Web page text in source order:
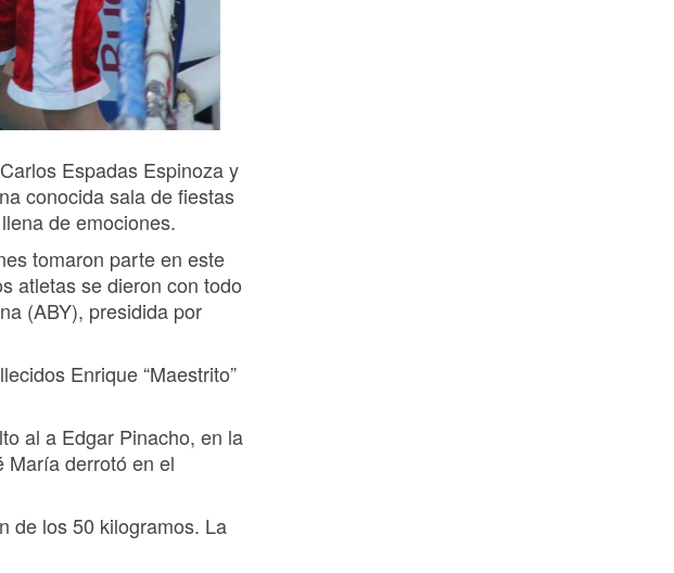
Espadas Espinoza y
conocida sala de fiestas
de emociones.
tomaron parte en este
atletas se dieron con todo
(ABY), presidida por
Enrique “Maestrito”
al a Edgar Pinacho, en la
María derrotó en el
de los 50 kilogramos. La